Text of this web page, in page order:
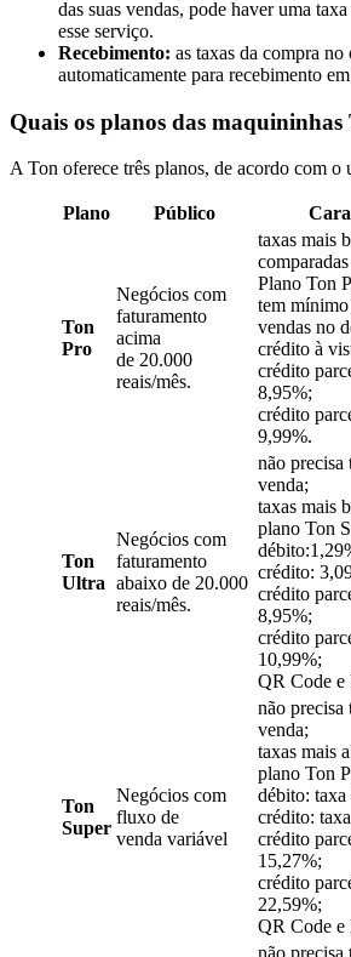
das suas vendas, pode haver uma
esse serviço.
Recebimento: as taxas da compra no
automaticamente para recebimento
Quais os planos das maquininhas
A Ton oferece três planos, de acordo com o
Plano Público
Ton
Pro
Negócios com
faturamento
acima
de 20.000
reais/mês.
taxas mais
Plano Ton
tem
vendas no
crédito à
crédito
8,95%;
crédito
9,99%.
Ton
Ultra
Negócios com
faturamento
abaixo de 20.000
reais/mês.
não
venda;
taxas mais
plano Ton
crédito:
crédito
8,95%;
crédito
10,99%;
QR Code e
Ton
Super
Negócios com
fluxo de
venda variável
não
venda;
taxas mais
plano Ton
débito:
crédito:
crédito
15,27%;
crédito
22,59%;
QR Code e